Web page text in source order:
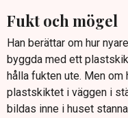
Fukt och mögel
Han berättar om hur
byggda med ett
hålla fukten ute. Men
plastskiktet i väggen i
bildas inne i huset